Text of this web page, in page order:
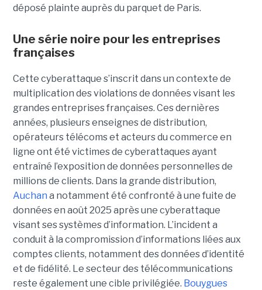
déposé plainte auprès du parquet de Paris.
Une série noire pour les entreprises
françaises
Cette cyberattaque s’inscrit dans un contexte de
multiplication des violations de données visant les
grandes entreprises françaises. Ces dernières
années, plusieurs enseignes de distribution,
opérateurs télécoms et acteurs du commerce en
ligne ont été victimes de cyberattaques ayant
entraîné l’exposition de données personnelles de
millions de clients. Dans la grande distribution,
Auchan a notamment été confronté à une fuite de
données en août 2025 après une cyberattaque
visant ses systèmes d’information. L’incident a
conduit à la compromission d’informations liées aux
comptes clients, notamment des données d’identité
et de fidélité. Le secteur des télécommunications
reste également une cible privilégiée. Bouygues